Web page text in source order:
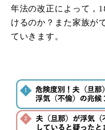
年法の改正によって，
けるのか？また家族が
ていきます。